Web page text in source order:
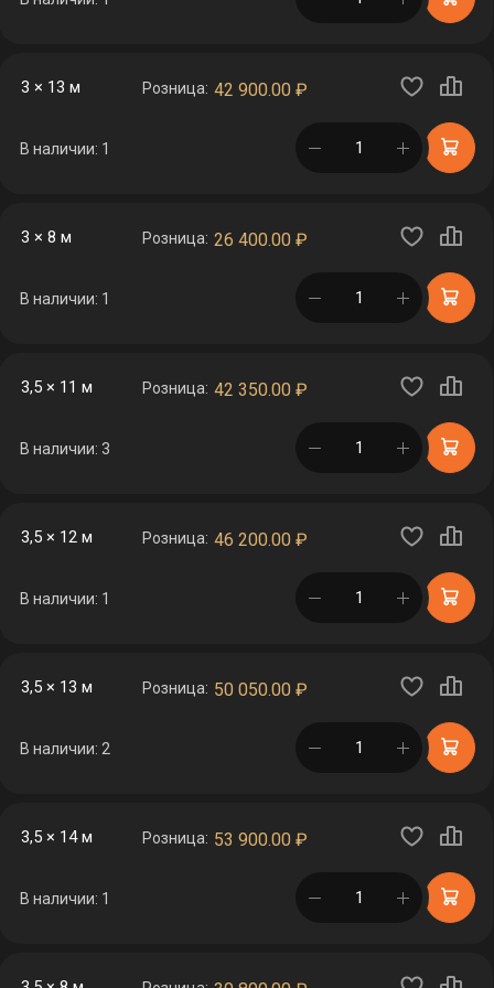
3 × 13 м Розница: 42 900.00 ₽
В наличии: 1 в корзине
3 × 8 м Розница: 26 400.00 ₽
В наличии: 1 в корзине
3,5 × 11 м Розница: 42 350.00 ₽
В наличии: 3 в корзине
3,5 × 12 м Розница: 46 200.00 ₽
В наличии: 1 в корзине
3,5 × 13 м Розница: 50 050.00 ₽
В наличии: 2 в корзине
3,5 × 14 м Розница: 53 900.00 ₽
В наличии: 1 в корзине